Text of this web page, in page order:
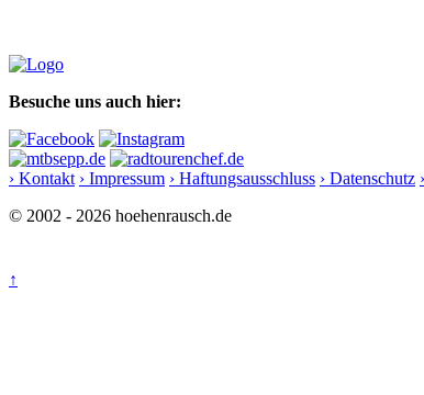
Besuche uns auch hier:
› Kontakt › Impressum › Haftungsausschluss › Datenschutz
© 2002 - 2026 hoehenrausch.de
↑